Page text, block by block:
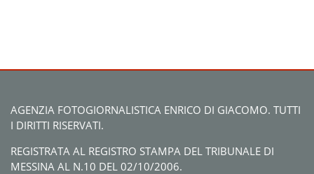
AGENZIA FOTOGIORNALISTICA ENRICO DI GIACOMO. TUTTI
I DIRITTI RISERVATI.
REGISTRATA AL REGISTRO STAMPA DEL TRIBUNALE DI
MESSINA AL N.10 DEL 02/10/2006.